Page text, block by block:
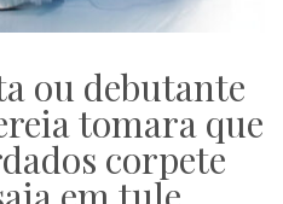
ou debutante
tomara que
corpete